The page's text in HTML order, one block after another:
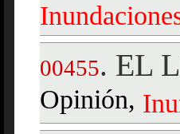
00455. EL
Opinión,